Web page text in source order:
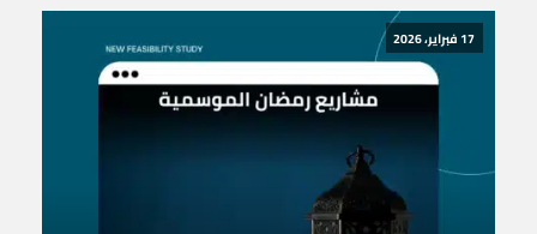
17 فبراير، 2026